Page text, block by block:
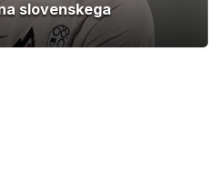
slovenskega